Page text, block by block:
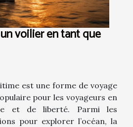
voilier en tant que
est une forme de voyage
pour les voyageurs en
et de liberté. Parmi les
pour explorer l’océan, la